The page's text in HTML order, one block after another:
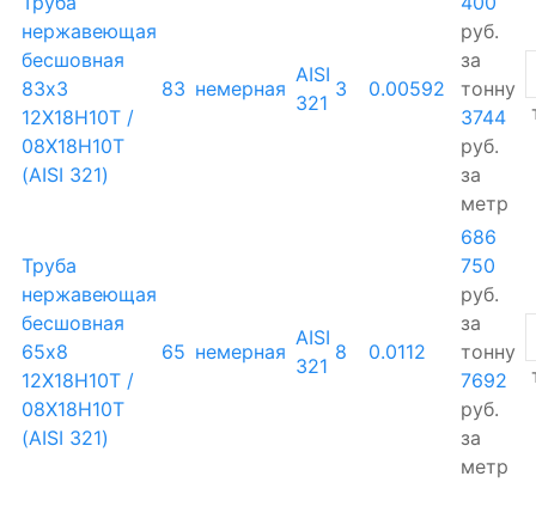
нержавеющая
бесшовная
83х3
12Х18Н10Т /
08Х18Н10Т
(AISI 321)
83 немерная
AISI
321
3 0.00592
руб.
за
тонну
3744
руб.
за
метр
Труба
нержавеющая
бесшовная
65х8
12Х18Н10Т /
08Х18Н10Т
(AISI 321)
65 немерная
AISI
321
8 0.0112
686
750
руб.
за
тонну
7692
руб.
за
метр